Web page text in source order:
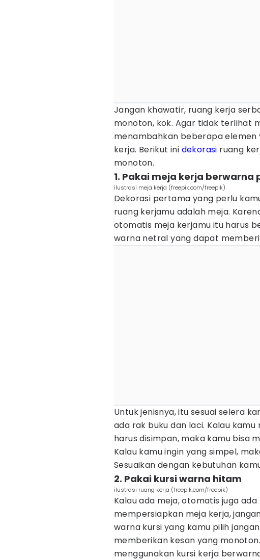
Jangan khawatir, ruang kerja
monoton, kok. Agar tidak terlihat
menambahkan beberapa elemen
kerja. Berikut ini dekorasi ruang
monoton.
1. Pakai meja kerja berwarna
ilustrasi meja kerja (freepik.com/freepik)
Dekorasi pertama yang perlu
ruang kerjamu adalah meja.
otomatis meja kerjamu itu harus
warna netral yang dapat
Untuk jenisnya, itu sesuai selera
ada rak buku dan laci. Kalau
harus disimpan, maka kamu bisa
Kalau kamu ingin yang simpel,
Sesuaikan dengan kebutuhan
2. Pakai kursi warna hitam
ilustrasi ruang kerja (freepik.com/freepik)
Kalau ada meja, otomatis juga
mempersiapkan meja kerja,
warna kursi yang kamu pilih
memberikan kesan yang
menggunakan kursi kerja